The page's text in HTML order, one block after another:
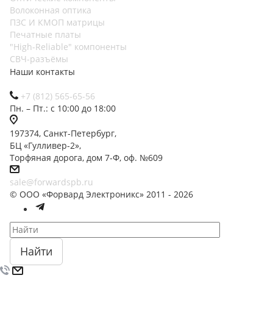
Волоконная оптика
ПЗС И КМОП матрицы
Печатные платы
"High-Reliable" компоненты
СВЧ-разъёмы
Наши контакты
+7 (812) 565-65-56
Пн. – Пт.: с 10:00 до 18:00
197374, Санкт-Петербург,
БЦ «Гулливер-2»,
Торфяная дорога, дом 7-Ф, оф. №609
sale@forwardspb.ru
© ООО «Форвард Электроникс» 2011 - 2026
Найти